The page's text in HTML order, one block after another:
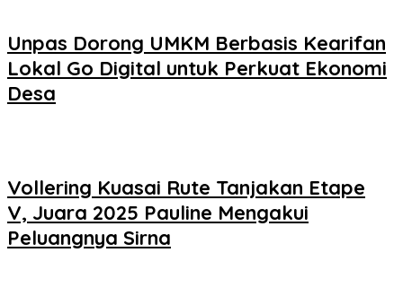
Unpas Dorong UMKM Berbasis Kearifan
Lokal Go Digital untuk Perkuat Ekonomi
Desa
Vollering Kuasai Rute Tanjakan Etape
V, Juara 2025 Pauline Mengakui
Peluangnya Sirna